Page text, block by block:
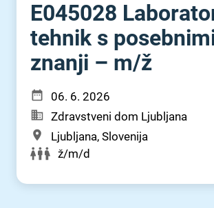
E045028
tehnik s
znanji – m⁠/⁠ž
06. 6. 2026
Zdravstveni dom Ljubljana
Ljubljana, Slovenija
ž/m/d